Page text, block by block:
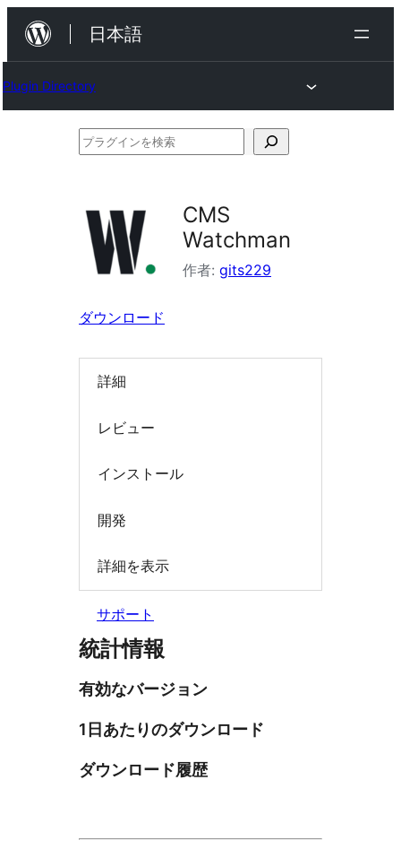
日本語
Plugin Directory
プ
イ
ン
索
CMS
Watchman
作者: gits229
ダウンロード
詳細
レビュー
インストール
開発
詳細を表示
サポート
統計情報
有効なバージョン
1日あたりのダウンロード
ダウンロード履歴